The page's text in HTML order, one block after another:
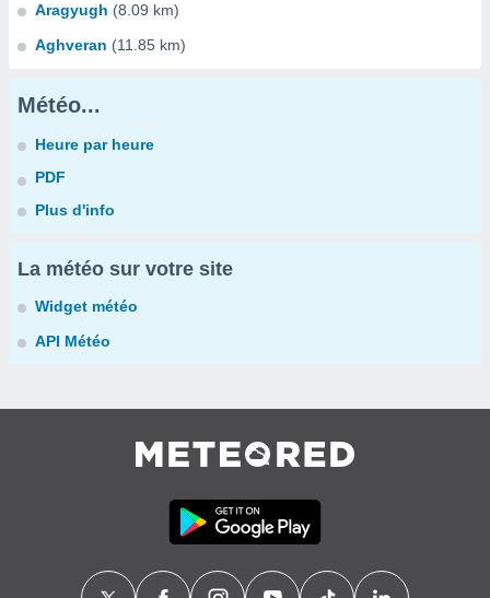
Aragyugh (8.09 km)
Aghveran (11.85 km)
Météo...
Heure par heure
PDF
Plus d'info
La météo sur votre site
Widget météo
API Météo